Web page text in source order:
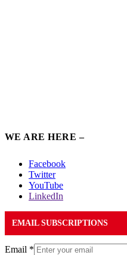
WE ARE HERE –
Facebook
Twitter
YouTube
LinkedIn
EMAIL SUBSCRIPTIONS
Email *